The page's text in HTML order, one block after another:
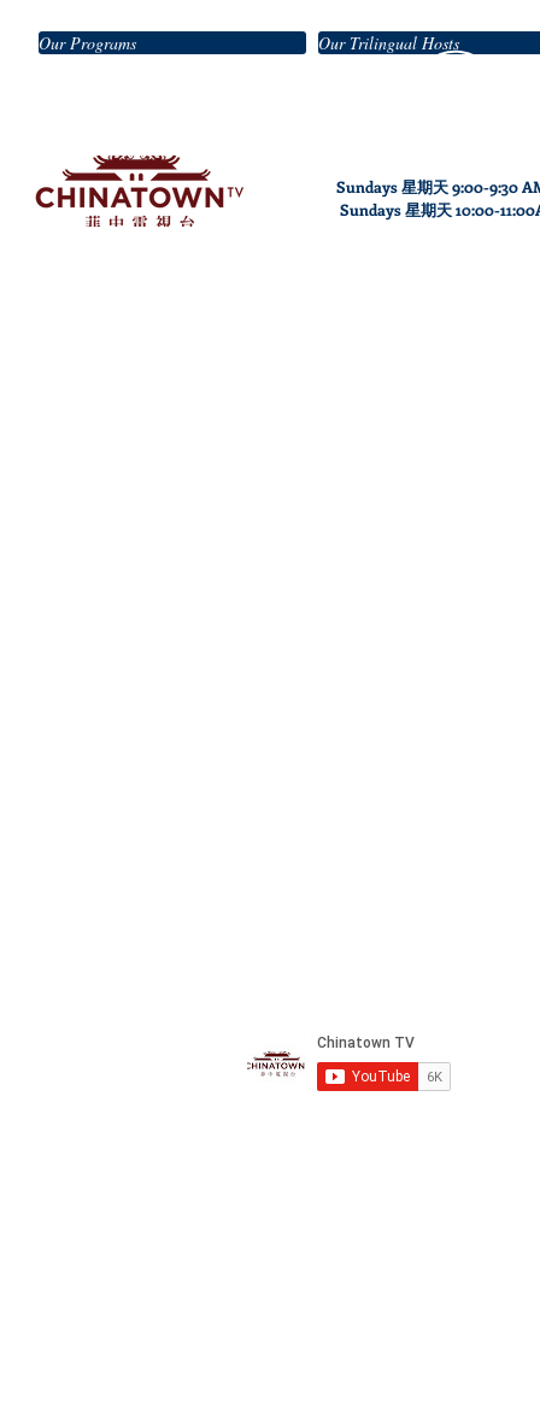
Our Programs Our Trilingual Hosts
Sundays 星期天 9:00-9:30
Sundays星期天10:00-11